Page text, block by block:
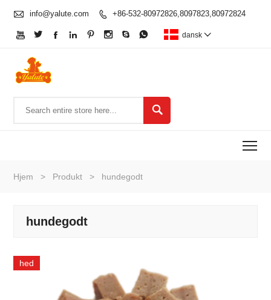
 info@yalute.com  +86-532-80972826,8097823,80972824
        dansk 

Hjem > Produkt > hundegodt
hundegodt
hed